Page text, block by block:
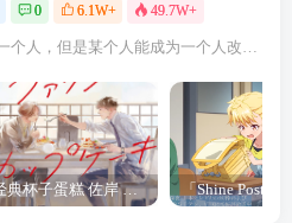
0 6.1W+ 49.7W+
没人能改变另一个人，但是某个人能成为一个人改变的原因
经典杯子蛋糕 佐岸 漫画「经典杯子蛋糕」宣布真人日剧化